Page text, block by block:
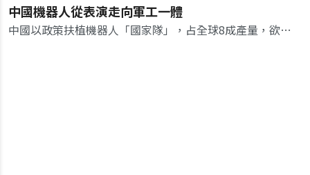
中國機器人從表演走向軍工一體
中國以政策扶植機器人「國家隊」，占全球8成產量，欲複製電動車模式在美中博弈後發先至。